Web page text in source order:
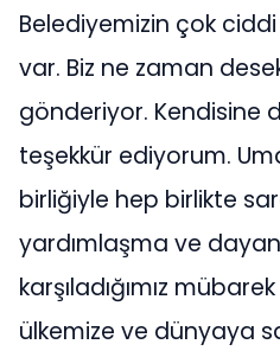
Belediyemizin çok ciddi
var. Biz ne zaman
gönderiyor. Kendisine
teşekkür ediyorum.
birliğiyle hep birlikte
yardımlaşma ve
karşıladığımız
ülkemize ve dünyaya